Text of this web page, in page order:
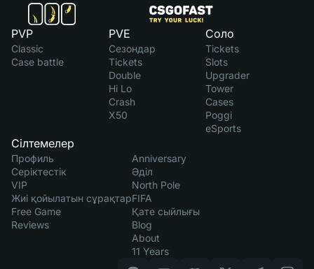
PVP
Classic
Case battle
PVE
Сезондар
Tickets
Double
Hi Lo
Crash
X50
Соло
Tickets
Slots
Upgrader
Tower
Cases
Poggi
eSports
Сілтемелер
Профиль
Серіктестік
VIP
Жиі қойылатын сұрақтар
Free Game
Reviews
Anniversary
Әділ
North Pole
FIFA
Қате сыйлығы
Blog
About
11 Years